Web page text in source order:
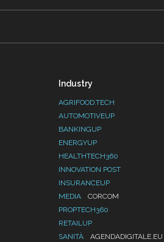
Industry
AGRIFOOD.TECH
AUTOMOTIVEUP
BANKINGUP
ENERGYUP
HEALTHTECH360
INNOVATION POST
INSURANCEUP
MEDIA
CORCOM
PROPTECH360
RETAILUP
SANITÀ
AGENDADIGITALE.EU